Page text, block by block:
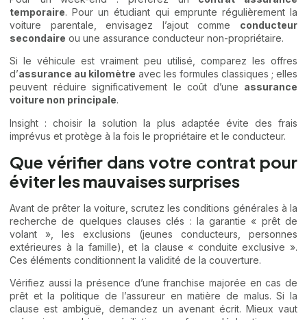
temporaire. Pour un étudiant qui emprunte régulièrement la
voiture parentale, envisagez l’ajout comme conducteur
secondaire ou une assurance conducteur non-propriétaire.
Si le véhicule est vraiment peu utilisé, comparez les offres
d’assurance au kilomètre avec les formules classiques ; elles
peuvent réduire significativement le coût d’une assurance
voiture non principale.
Insight : choisir la solution la plus adaptée évite des frais
imprévus et protège à la fois le propriétaire et le conducteur.
Que vérifier dans votre contrat pour
éviter les mauvaises surprises
Avant de prêter la voiture, scrutez les conditions générales à la
recherche de quelques clauses clés : la garantie « prêt de
volant », les exclusions (jeunes conducteurs, personnes
extérieures à la famille), et la clause « conduite exclusive ».
Ces éléments conditionnent la validité de la couverture.
Vérifiez aussi la présence d’une franchise majorée en cas de
prêt et la politique de l’assureur en matière de malus. Si la
clause est ambiguë, demandez un avenant écrit. Mieux vaut